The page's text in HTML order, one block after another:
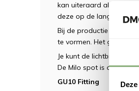
kan uiteraard altijd uit
deze op de lange
Bij de productie is er
te vormen. Het geheel
Je kunt de lichtbronnen
De Milo spot is ook
GU10 Fitting